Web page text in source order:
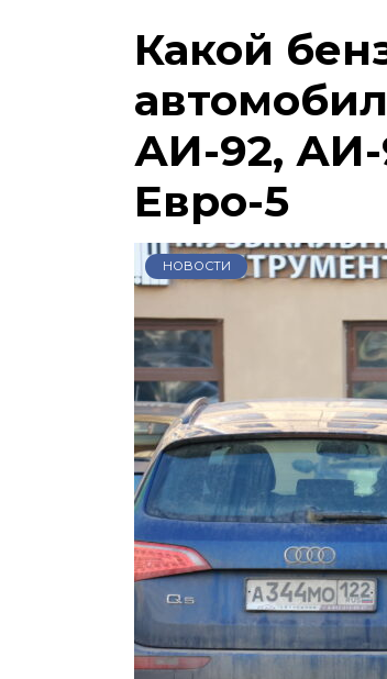
Какой
АИ-92, АИ-
Евро-5
НОВОСТИ